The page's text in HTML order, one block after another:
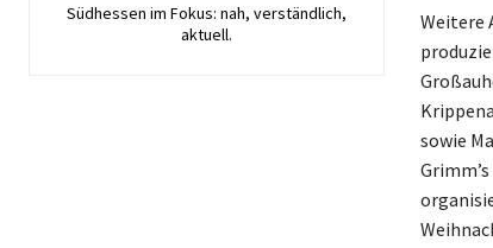
Südhessen im Fokus: nah, verständlich,
aktuell.
Weitere
sowie